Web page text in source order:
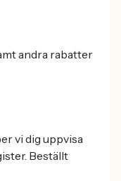
andra rabatter
vi dig uppvisa
Beställt